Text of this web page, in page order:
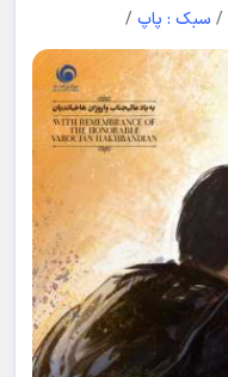
/ سبک : پاپ /